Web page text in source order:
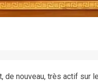
de nouveau, très actif